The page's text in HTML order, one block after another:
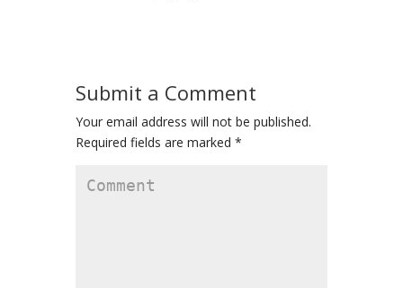
Submit a Comment
Your email address will not be published.
Required fields are marked *